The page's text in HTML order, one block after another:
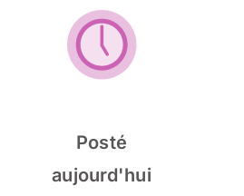
Posté
aujourd'hui